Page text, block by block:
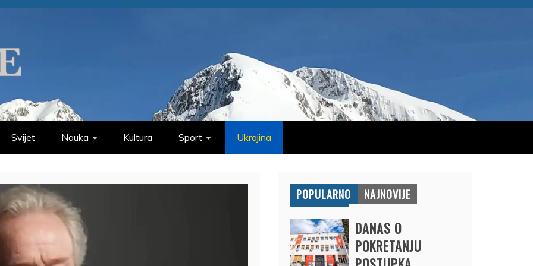
Svijet Nauka Kultura Sport Ukrajina
POPULARNO NAJNOVIJE
DANAS O
POKRETANJU